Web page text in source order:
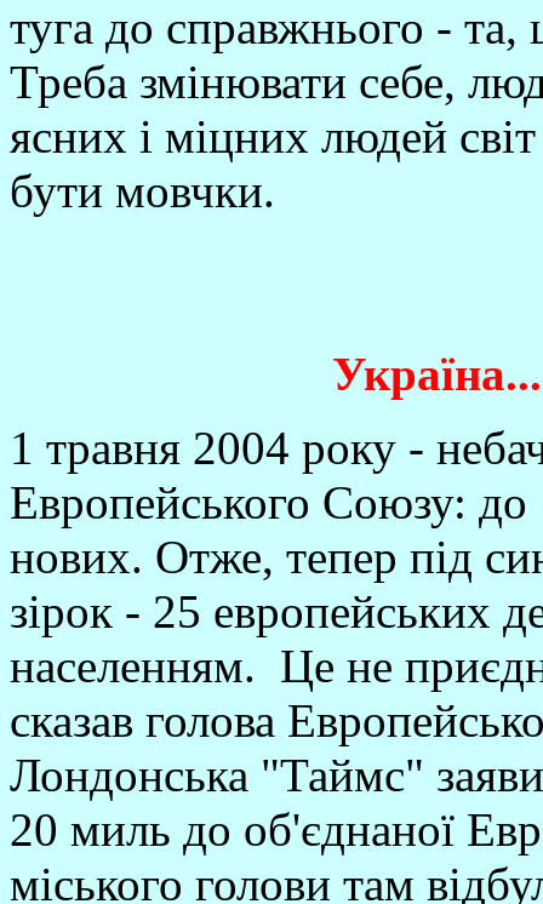
туга до справжнього - та,
Треба змінювати себе,
ясних і міцних людей
бути мовчки.
1 травня 2004 року -
Европейського Союзу:
нових. Отже, тепер під
зірок - 25 европейських
населенням. Це не
сказав голова
Лондонська "Таймс"
20 миль до об'єднаної
міського голови там